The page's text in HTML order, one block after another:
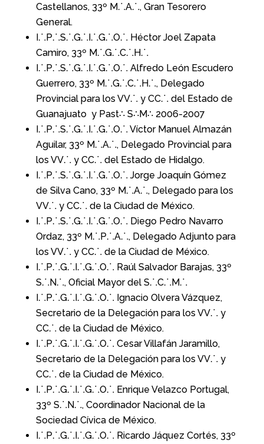
Castellanos, 33º M⸫A⸫, Gran Tesorero
General.
I⸫P⸫S⸫G⸫I⸫G⸫O⸫ Héctor Joel Zapata
Camiro, 33º M⸫G⸫C⸫H⸫
I⸫P⸫S⸫G⸫I⸫G⸫O⸫ Alfredo León Escudero
Guerrero, 33º M⸫G⸫C⸫H⸫, Delegado
Provincial para los VV⸫ y CC⸫ del Estado de
Guanajuato y Past∴ S∴M∴ 2006-2007
I⸫P⸫S⸫G⸫I⸫G⸫O⸫ Víctor Manuel Almazán
Aguilar, 33º M⸫A⸫, Delegado Provincial para
los VV⸫ y CC⸫ del Estado de Hidalgo.
I⸫P⸫S⸫G⸫I⸫G⸫O⸫ Jorge Joaquín Gómez
de Silva Cano, 33º M⸫A⸫, Delegado para los
VV⸫ y CC⸫ de la Ciudad de México.
I⸫P⸫S⸫G⸫I⸫G⸫O⸫ Diego Pedro Navarro
Ordaz, 33º M⸫P⸫A⸫, Delegado Adjunto para
los VV⸫ y CC⸫ de la Ciudad de México.
I⸫P⸫G⸫I⸫G⸫O⸫ Raúl Salvador Barajas, 33º
S⸫N⸫, Oficial Mayor del S⸫C⸫M⸫
I⸫P⸫G⸫I⸫G⸫O⸫ Ignacio Olvera Vázquez,
Secretario de la Delegación para los VV⸫ y
CC⸫ de la Ciudad de México.
I⸫P⸫G⸫I⸫G⸫O⸫ Cesar Villafán Jaramillo,
Secretario de la Delegación para los VV⸫ y
CC⸫ de la Ciudad de México.
I⸫P⸫G⸫I⸫G⸫O⸫ Enrique Velazco Portugal,
33º S⸫N⸫, Coordinador Nacional de la
Sociedad Cívica de México.
I⸫P⸫G⸫I⸫G⸫O⸫ Ricardo Jáquez Cortés, 33º